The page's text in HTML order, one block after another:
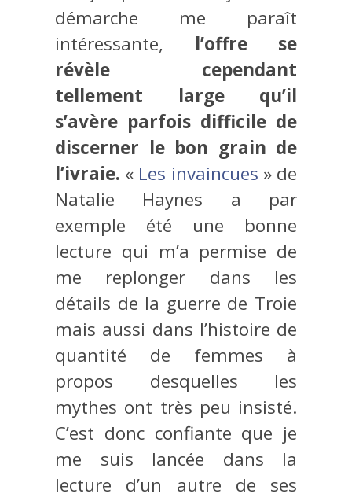
démarche me paraît
intéressante, l’offre se
révèle cependant
tellement large qu’il
s’avère parfois difficile de
discerner le bon grain de
l’ivraie. « Les invaincues » de
Natalie Haynes a par
exemple été une bonne
lecture qui m’a permise de
me replonger dans les
détails de la guerre de Troie
mais aussi dans l’histoire de
quantité de femmes à
propos desquelles les
mythes ont très peu insisté.
C’est donc confiante que je
me suis lancée dans la
lecture d’un autre de ses